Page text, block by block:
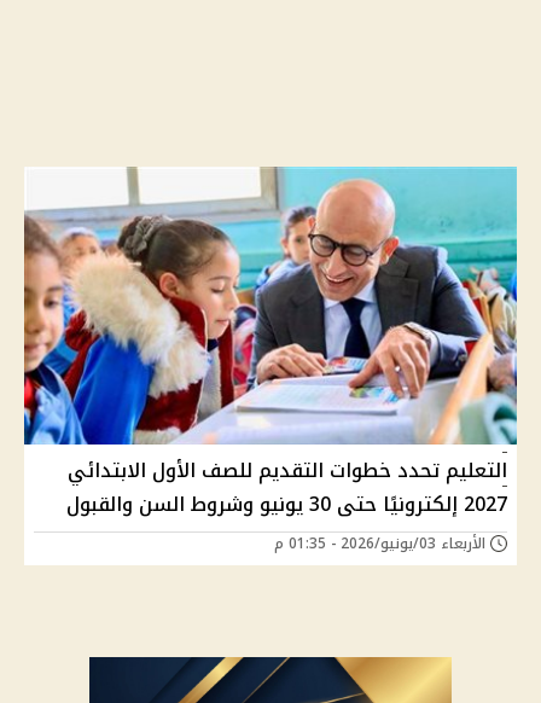
التعليم تحدد خطوات التقديم للصف الأول الابتدائي
2027 إلكترونيًا حتى 30 يونيو وشروط السن والقبول
الأربعاء 03/يونيو/2026 - 01:35 م